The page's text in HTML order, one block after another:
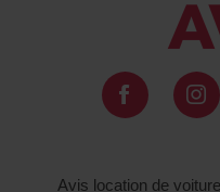
Avis location de